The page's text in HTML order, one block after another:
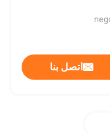
اتصل بنا